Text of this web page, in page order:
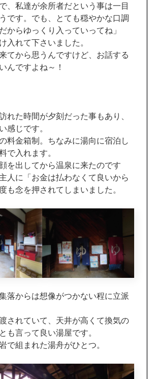
、私達が余所者だという事は一目
です。でも、とても穏やかな口調
からゆっくり入っていってね」
入れて下さいました。
てから思うんですけど、お話する
んですよね～！
れた時間が夕刻だった事もあり、
感じです。
料金箱制。ちなみに湯向に宿泊し
で入れます。
を出してから温泉に来たのです
人に「お金は払わなくて良いから
も念を押されてしまいました。
落からは想像がつかない程に立派
されていて、天井が高くて換気の
も言って良い湯屋です。
で組まれた湯舟がひとつ。